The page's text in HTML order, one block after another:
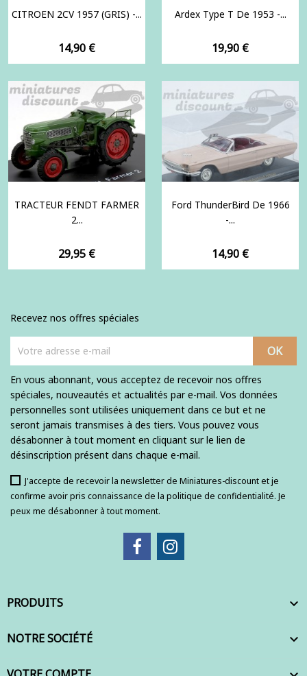
CITROEN 2CV 1957 (GRIS) -...
Prix
14,90 €
Ardex Type T De 1953 -...
Prix
19,90 €
TRACTEUR FENDT FARMER
2...
Prix
29,95 €
Ford ThunderBird De 1966
-...
Prix
14,90 €
Recevez nos offres spéciales
En vous abonnant, vous acceptez de recevoir nos offres
spéciales, nouveautés et actualités par e-mail. Vos données
personnelles sont utilisées uniquement dans ce but et ne
seront jamais transmises à des tiers. Vous pouvez vous
désabonner à tout moment en cliquant sur le lien de
désinscription présent dans chaque e-mail.
J'accepte de recevoir la newsletter de Miniatures-discount et je
confirme avoir pris connaissance de la politique de confidentialité. Je
peux me désabonner à tout moment.
PRODUITS 
NOTRE SOCIÉTÉ 